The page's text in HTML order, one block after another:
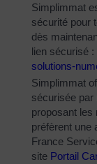
Simplimmat
sécurité pour
dès
lien sécurisé :
solutions-
Simplimmat
sécurisée par
proposant les
préfèrent une
France
site Portail